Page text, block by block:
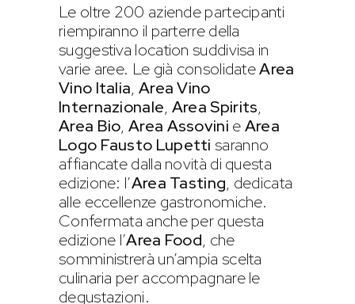
Le oltre 200 aziende partecipanti
riempiranno il parterre della
suggestiva location suddivisa in
varie aree. Le già consolidateArea
Vino Italia, Area Vino
Internazionale, Area Spirits,
Area Bio,Area Assovini eArea
Logo Fausto Lupetti saranno
affiancate dalla novità di questa
edizione: l’Area Tasting, dedicata
alle eccellenze gastronomiche.
Confermata anche per questa
edizione l’Area Food, che
somministrerà un’ampia scelta
culinaria per accompagnare le
degustazioni.